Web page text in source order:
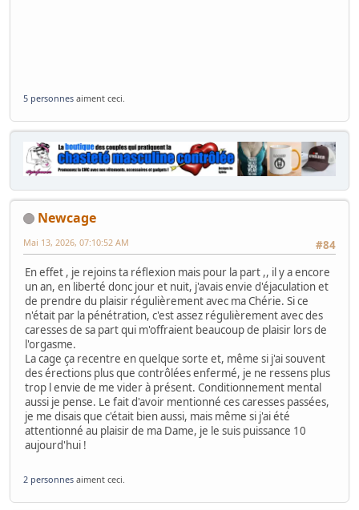
5 personnes aiment ceci.
Newcage
#84
Mai 13, 2026, 07:10:52 AM
En effet , je rejoins ta réflexion mais pour la part ,, il y a encore
un an, en liberté donc jour et nuit, j'avais envie d'éjaculation et
de prendre du plaisir régulièrement avec ma Chérie. Si ce
n'était par la pénétration, c'est assez régulièrement avec des
caresses de sa part qui m'offraient beaucoup de plaisir lors de
l'orgasme.
La cage ça recentre en quelque sorte et, même si j'ai souvent
des érections plus que contrôlées enfermé, je ne ressens plus
trop l envie de me vider à présent. Conditionnement mental
aussi je pense. Le fait d'avoir mentionné ces caresses passées,
je me disais que c'était bien aussi, mais même si j'ai été
attentionné au plaisir de ma Dame, je le suis puissance 10
aujourd'hui !
2 personnes aiment ceci.